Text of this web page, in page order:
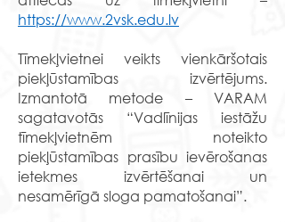
https://www.2vsk.edu.lv
Tīmekļvietnei veikts vienkāršotais
piekļūstamības izvērtējums.
Izmantotā metode – VARAM
sagatavotās “Vadlīnijas iestāžu
tīmekļvietnēm noteikto
piekļūstamības prasību ievērošanas
ietekmes izvērtēšanai un
nesamērīgā sloga pamatošanai”.